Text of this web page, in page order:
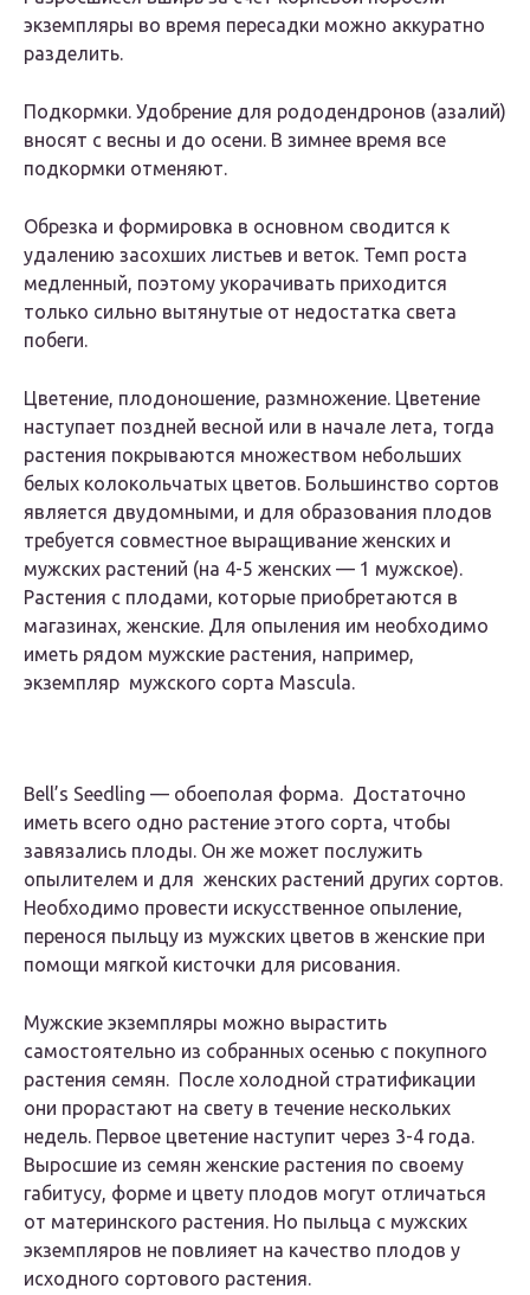
экземпляры во время пересадки можно аккуратно
разделить.
Подкормки. Удобрение для рододендронов (азалий)
вносят с весны и до осени. В зимнее время все
подкормки отменяют.
Обрезка и формировка в основном сводится к
удалению засохших листьев и веток. Темп роста
медленный, поэтому укорачивать приходится
только сильно вытянутые от недостатка света
побеги.
Цветение, плодоношение, размножение. Цветение
наступает поздней весной или в начале лета, тогда
растения покрываются множеством небольших
белых колокольчатых цветов. Большинство сортов
является двудомными, и для образования плодов
требуется совместное выращивание женских и
мужских растений (на 4-5 женских — 1 мужское).
Растения с плодами, которые приобретаются в
магазинах, женские. Для опыления им необходимо
иметь рядом мужские растения, например,
экземпляр мужского сорта Mascula.
Bell’s Seedling — обоеполая форма. Достаточно
иметь всего одно растение этого сорта, чтобы
завязались плоды. Он же может послужить
опылителем и для женских растений других сортов.
Необходимо провести искусственное опыление,
перенося пыльцу из мужских цветов в женские при
помощи мягкой кисточки для рисования.
Мужские экземпляры можно вырастить
самостоятельно из собранных осенью с покупного
растения семян. После холодной стратификации
они прорастают на свету в течение нескольких
недель. Первое цветение наступит через 3-4 года.
Выросшие из семян женские растения по своему
габитусу, форме и цвету плодов могут отличаться
от материнского растения. Но пыльца с мужских
экземпляров не повлияет на качество плодов у
исходного сортового растения.